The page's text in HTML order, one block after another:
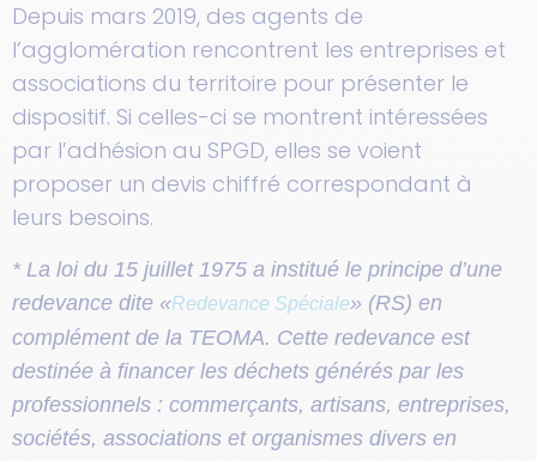
Depuis mars 2019, des agents de
l’agglomération rencontrent les entreprises et
associations du territoire pour présenter le
dispositif. Si celles-ci se montrent intéressées
par l’adhésion au SPGD, elles se voient
proposer un devis chiffré correspondant à
leurs besoins.
* La loi du 15 juillet 1975 a institué le principe d’une
redevance dite «Redevance Spéciale» (RS) en
complément de la TEOMA. Cette redevance est
destinée à financer les déchets générés par les
professionnels : commerçants, artisans, entreprises,
sociétés, associations et organismes divers en